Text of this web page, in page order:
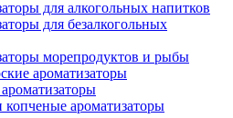
для алкогольных напитков
для безалкогольных
морепродуктов и рыбы
ароматизаторы
ароматизаторы